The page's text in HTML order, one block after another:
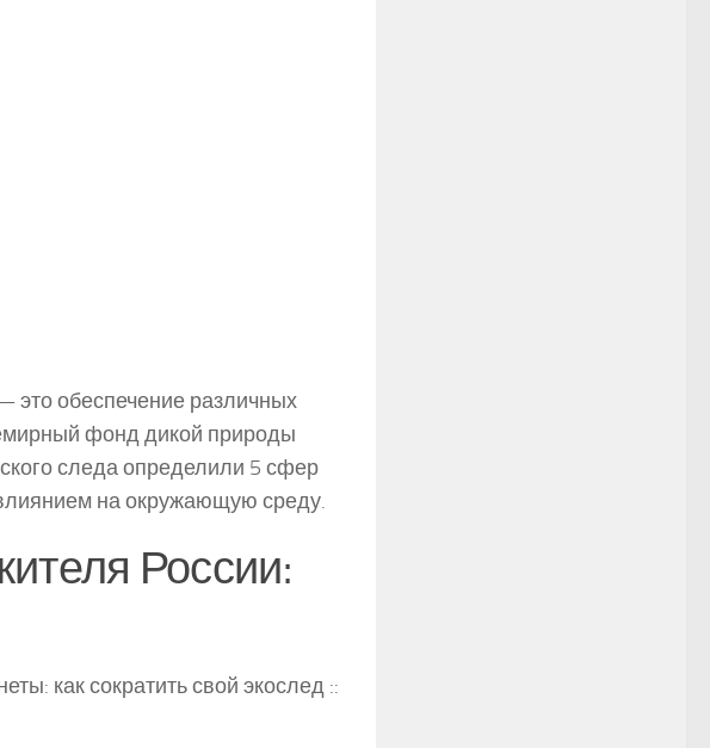
это обеспечение различных
фонд дикой природы
следа определили 5 сфер
на окружающую среду.
России:
как сократить свой экослед ::